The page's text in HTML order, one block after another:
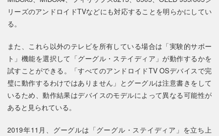
リーズのアンドロイドTVなどにも対応することを明らかにしてい
る。
また、これら以外のテレビを所有している場合は「実験的サポー
ト」機能を選択して「グーグル・ステイディア」が動作するかを
試すことができる。「すべてのアンドロイドTV OSデバイスで完
璧に動作するわけではありません」とグーグルは注意書きをして
いるため、動作結果はデバイスのモデルによって異なる可能性が
あると見られている。
2019年11月、グーグルは「グーグル・ステイディア」を立ち上